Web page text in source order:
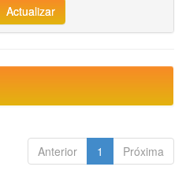
Anterior 1 Próxima